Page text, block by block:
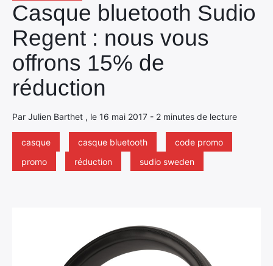
Casque bluetooth Sudio
Regent : nous vous
offrons 15% de
réduction
Par Julien Barthet , le 16 mai 2017 - 2 minutes de lecture
casque casque bluetooth
code promo
promo
réduction sudio sweden